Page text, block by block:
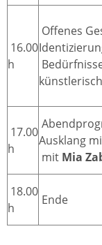
16.00
h
Offenes
17.00
h
Ausklang
mit Mia
18.00
h
Ende